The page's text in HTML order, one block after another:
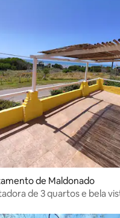
de Maldonado
de 3 quartos e bela